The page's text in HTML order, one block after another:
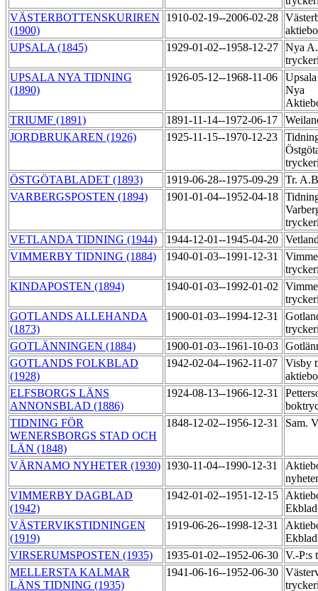
VÄSTERBOTTENSKURIREN
(1900)
1910-02-19--2006-02-28
UPSALA (1845)
1929-01-02--1958-12-27 Nya
UPSALA NYA TIDNING
(1890)
1926-05-12--1968-11-06
Nya
TRIUMF (1891)
1891-11-14--1972-06-17
JORDBRUKAREN (1926)
1925-11-15--1970-12-23
ÖSTGÖTABLADET (1893)
1919-06-28--1975-09-29 Tr.
VARBERGSPOSTEN (1894)
1901-01-04--1952-04-18
VETLANDA TIDNING (1944)
1944-12-01--1945-04-20
VIMMERBY TIDNING (1884)
1940-01-03--1991-12-31
KINDAPOSTEN (1894)
1940-01-03--1992-01-02
GOTLANDS ALLEHANDA
(1873)
1900-01-03--1994-12-31
GOTLÄNNINGEN (1884)
1900-01-03--1961-10-03
GOTLANDS FOLKBLAD
(1928)
1942-02-04--1962-11-07
Visby
ELFSBORGS LÄNS
ANNONSBLAD (1886)
1924-08-13--1966-12-31
TIDNING FÖR
WENERSBORGS STAD OCH
LÄN (1848)
1848-12-02--1956-12-31 Sam.
VÄRNAMO NYHETER (1930) 1930-11-04--1990-12-31
VIMMERBY DAGBLAD
(1942)
1942-01-02--1951-12-15
VÄSTERVIKSTIDNINGEN
(1919)
1919-06-26--1998-12-31
VIRSERUMSPOSTEN (1935)
1935-01-02--1952-06-30 V.-P:s
MELLERSTA KALMAR
LÄNS TIDNING (1935)
1941-06-16--1952-06-30